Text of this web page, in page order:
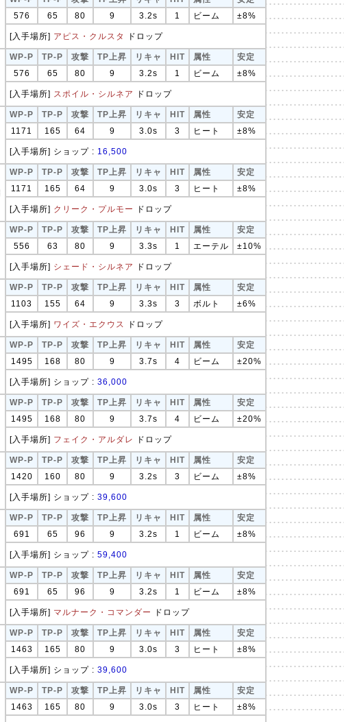
576
65 80 9 3.2s 1 ビーム ±8%
[入手場所] アピス・クルスタ ドロップ
WP-P TP-P 攻撃 TP上昇 リキャ HIT 属性
安定
576
65 80 9 3.2s 1 ビーム ±8%
[入手場所] スポイル・シルネア ドロップ
WP-P TP-P 攻撃 TP上昇 リキャ HIT 属性
安定
1171
165 64 9 3.0s 3 ヒート ±8%
[入手場所] ショップ : 16,500
WP-P TP-P 攻撃 TP上昇 リキャ HIT 属性
安定
1171
165 64 9 3.0s 3 ヒート ±8%
[入手場所] クリーク・プルモー ドロップ
WP-P TP-P 攻撃 TP上昇 リキャ HIT 属性
安定
556
63 80 9 3.3s 1 エーテル ±10%
[入手場所] シェード・シルネア ドロップ
WP-P TP-P 攻撃 TP上昇 リキャ HIT 属性
安定
1103
155 64 9 3.3s 3 ボルト ±6%
[入手場所] ワイズ・エクウス ドロップ
WP-P TP-P 攻撃 TP上昇 リキャ HIT 属性
安定
1495
168 80 9 3.7s 4 ビーム ±20%
[入手場所] ショップ : 36,000
WP-P TP-P 攻撃 TP上昇 リキャ HIT 属性
安定
1495
168 80 9 3.7s 4 ビーム ±20%
[入手場所] フェイク・アルダレ ドロップ
WP-P TP-P 攻撃 TP上昇 リキャ HIT 属性
安定
1420
160 80 9 3.2s 3 ビーム ±8%
[入手場所] ショップ : 39,600
WP-P TP-P 攻撃 TP上昇 リキャ HIT 属性
安定
691
65 96 9 3.2s 1 ビーム ±8%
[入手場所] ショップ : 59,400
WP-P TP-P 攻撃 TP上昇 リキャ HIT 属性
安定
691
65 96 9 3.2s 1 ビーム ±8%
[入手場所] マルナーク・コマンダー ドロップ
WP-P TP-P 攻撃 TP上昇 リキャ HIT 属性
安定
1463
165 80 9 3.0s 3 ヒート ±8%
[入手場所] ショップ : 39,600
WP-P TP-P 攻撃 TP上昇 リキャ HIT 属性
安定
1463
165 80 9 3.0s 3 ヒート ±8%